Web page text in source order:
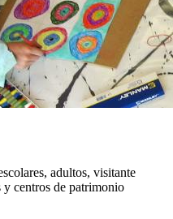
adultos, visitante
centros de patrimonio